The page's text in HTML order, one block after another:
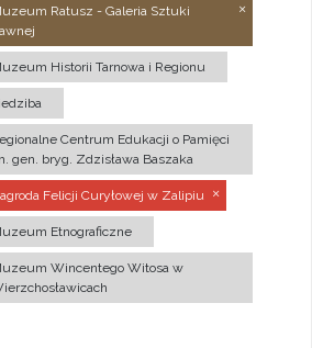
Ratusz - Galeria Sztuki
Historii Tarnowa i Regionu
Centrum Edukacji o Pamięci
gen. bryg. Zdzisława Baszaka
Felicji Curyłowej w Zalipiu
Etnograficzne
Wincentego Witosa w